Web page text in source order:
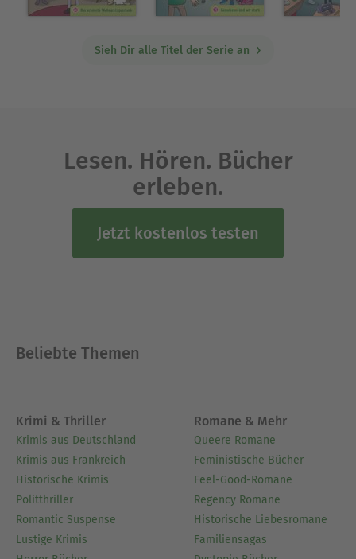
Sieh Dir alle Titel der Serie an
Lesen. Hören. Bücher
erleben.
Jetzt kostenlos testen
Beliebte Themen
Krimi & Thriller
Krimis aus Deutschland
Krimis aus Frankreich
Historische Krimis
Politthriller
Romantic Suspense
Lustige Krimis
Romane & Mehr
Queere Romane
Feministische Bücher
Feel-Good-Romane
Regency Romane
Historische Liebesromane
Familiensagas